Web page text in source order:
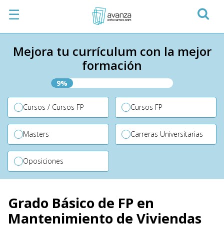
☰
Mejora tu currículum con la mejor
formación
9%
Cursos / Cursos FP Cursos FP
Masters Carreras Universitarias
Oposiciones
Grado Básico de FP en
Mantenimiento de Viviendas